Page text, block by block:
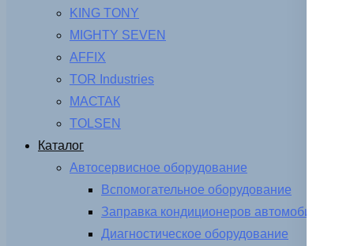
KING TONY
MIGHTY SEVEN
AFFIX
TOR Industries
МАСТАК
TOLSEN
Каталог
Автосервисное оборудование
Вспомогательное оборудование
Заправка кондиционеров автомобиля
Диагностическое оборудование